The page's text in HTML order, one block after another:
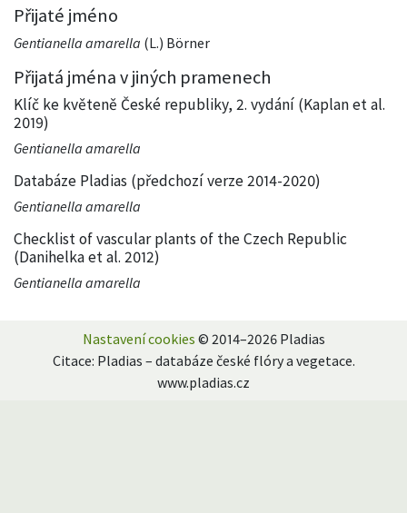
Přijaté jméno
Gentianella amarella (L.) Börner
Přijatá jména v jiných pramenech
Klíč ke květeně České republiky, 2. vydání (Kaplan et al.
2019)
Gentianella amarella
Databáze Pladias (předchozí verze 2014-2020)
Gentianella amarella
Checklist of vascular plants of the Czech Republic
(Danihelka et al. 2012)
Gentianella amarella
Nastavení cookies © 2014–2026 Pladias
Citace: Pladias – databáze české flóry a vegetace.
www.pladias.cz